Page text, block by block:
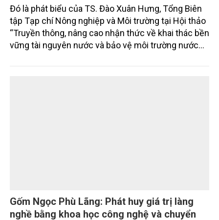
Đó là phát biểu của TS. Đào Xuân Hưng, Tổng Biên
tập Tạp chí Nông nghiệp và Môi trường tại Hội thảo
“Truyền thông, nâng cao nhận thức về khai thác bền
vững tài nguyên nước và bảo vệ môi trường nước
trường phối hợp với Sở Nông nghiệp và Môi trường